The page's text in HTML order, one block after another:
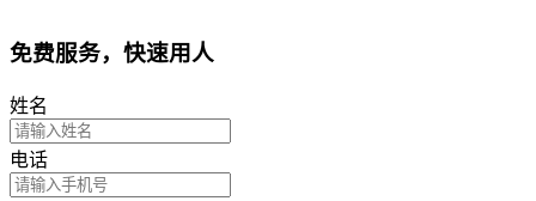
免费服务，快速用人
姓名
电话